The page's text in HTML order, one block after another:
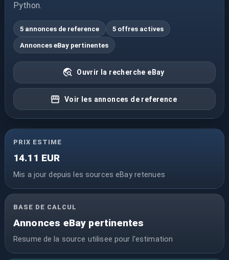
Python.
5 annonces de reference 5 offres actives
Annonces eBay pertinentes
Ouvrir la recherche eBay
Voir les annonces de reference
PRIX ESTIME
14.11 EUR
Mis a jour depuis les sources eBay retenues
BASE DE CALCUL
Annonces eBay pertinentes
Resume de la source utilisee pour l'estimation